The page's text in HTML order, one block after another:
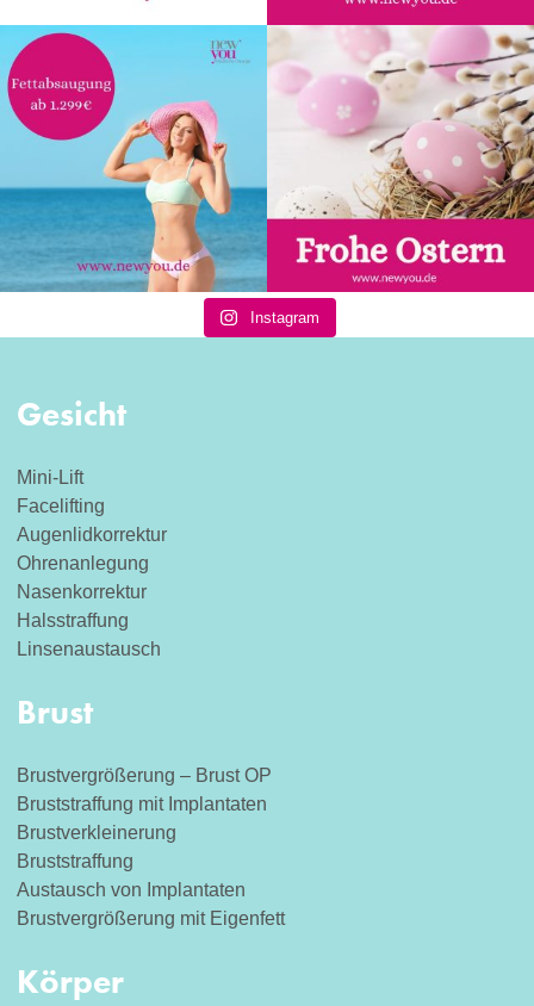
Instagram
Gesicht
Mini-Lift
Facelifting
Augenlidkorrektur
Ohrenanlegung
Nasenkorrektur
Halsstraffung
Linsenaustausch
Brust
Brustvergrößerung – Brust OP
Bruststraffung mit Implantaten
Brustverkleinerung
Bruststraffung
Austausch von Implantaten
Brustvergrößerung mit Eigenfett
Körper